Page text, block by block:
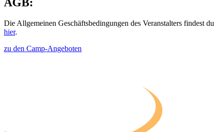
Die Allgemeinen Geschäftsbedingungen des Veranstalters findest du
hier.
zu den Camp-Angeboten